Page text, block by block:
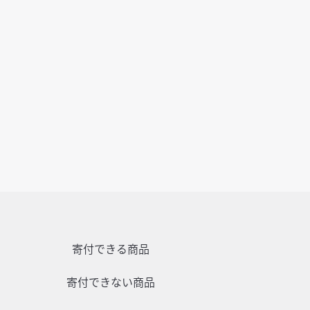
寄付できる商品
寄付できない商品